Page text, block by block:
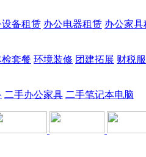
设备租赁 办公电器租赁 办公家具
套餐 环境装修 团建拓展 财税
二手办公家具 二手笔记本电脑